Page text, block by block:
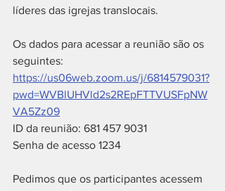
líderes das igrejas translocais.
Os dados para acessar a reunião são os
seguintes:
https://us06web.zoom.us/j/6814579031?
pwd=WVBlUHVld2s2REpFTTVUSFpNW
VA5Zz09
ID da reunião: 681 457 9031
Senha de acesso 1234
Pedimos que os participantes acessem